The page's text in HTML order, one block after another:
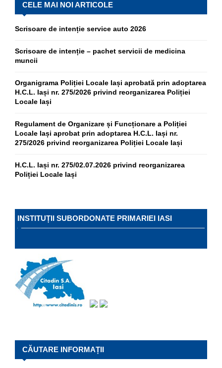
CELE MAI NOI ARTICOLE
Scrisoare de intenție service auto 2026
Scrisoare de intenție – pachet servicii de medicina
muncii
Organigrama Poliției Locale Iași aprobată prin adoptarea
H.C.L. Iași nr. 275/2026 privind reorganizarea Poliției
Locale Iași
Regulament de Organizare și Funcționare a Poliției
Locale Iași aprobat prin adoptarea H.C.L. Iași nr.
275/2026 privind reorganizarea Poliției Locale Iași
H.C.L. Iași nr. 275/02.07.2026 privind reorganizarea
Poliției Locale Iași
INSTITUȚII SUBORDONATE PRIMARIEI IASI
CĂUTARE INFORMAȚII